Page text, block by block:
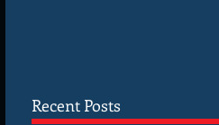
Recent Posts